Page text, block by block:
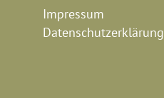
Impressum
Datenschutzerklärung